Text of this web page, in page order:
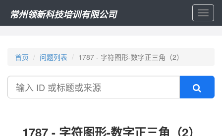
常州领新科技培训有限公司
首页 问题列表 1787 - 字符图形-数字正三角（2）
搜
1787 - 字符图形-数字正三角（2）